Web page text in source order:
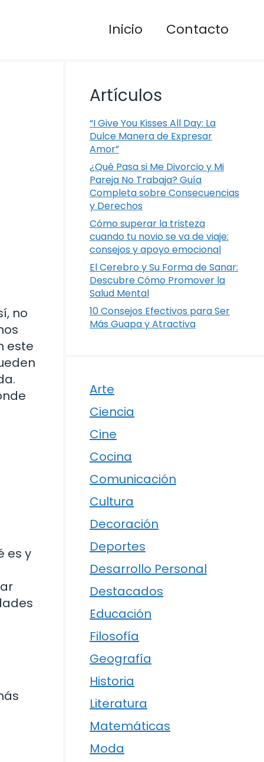
Inicio Contacto
no
este
es y
Artículos
“I Give You Kisses All Day: La
Dulce Manera de Expresar
Amor”
¿Qué Pasa si Me Divorcio y Mi
Pareja No Trabaja? Guía
Completa sobre Consecuencias
y Derechos
Cómo superar la tristeza
cuando tu novio se va de viaje:
consejos y apoyo emocional
El Cerebro y Su Forma de Sanar:
Descubre Cómo Promover la
Salud Mental
10 Consejos Efectivos para Ser
Más Guapa y Atractiva
Arte
Ciencia
Cine
Cocina
Comunicación
Cultura
Decoración
Deportes
Desarrollo Personal
Destacados
Educación
Filosofía
Geografía
Historia
Literatura
Matemáticas
Moda